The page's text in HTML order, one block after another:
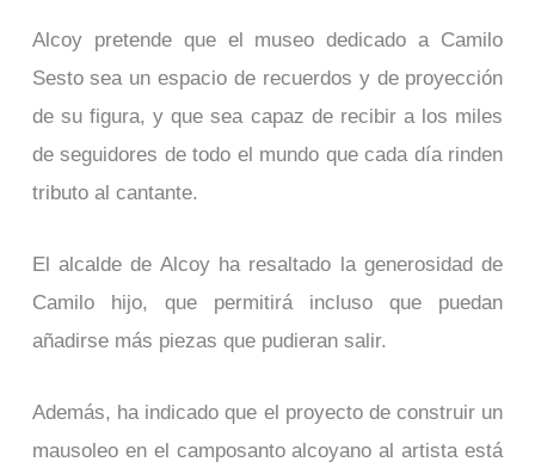
Alcoy pretende que el museo dedicado a Camilo
Sesto sea un espacio de recuerdos y de proyección
de su figura, y que sea capaz de recibir a los miles
de seguidores de todo el mundo que cada día rinden
tributo al cantante.
El alcalde de Alcoy ha resaltado la generosidad de
Camilo hijo, que permitirá incluso que puedan
añadirse más piezas que pudieran salir.
Además, ha indicado que el proyecto de construir un
mausoleo en el camposanto alcoyano al artista está